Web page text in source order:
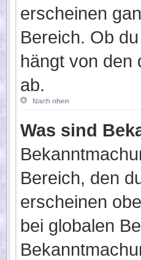
erscheinen
Bereich. Ob
hängt von den
ab.
Nach oben
Was sind
Bereich, den
erscheinen
bei globalen